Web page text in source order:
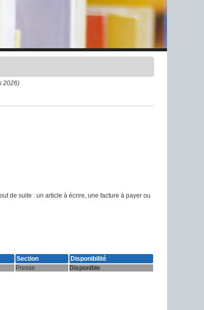
2026)
de suite : un article à écrire, une facture à payer ou
Section
Disponibilité
Presse Disponible